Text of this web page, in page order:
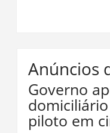
Anúncios
Governo
piloto em